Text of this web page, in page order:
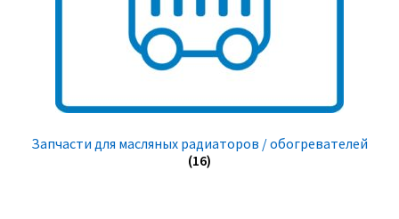
Запчасти для масляных радиаторов / обогревателей
(16)